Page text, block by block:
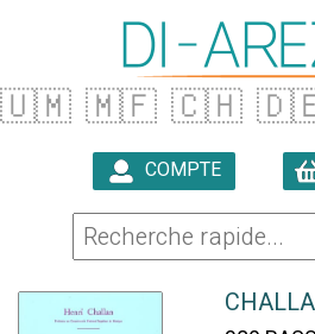
🇺🇲 🇲🇫 🇨🇭
COMPTE